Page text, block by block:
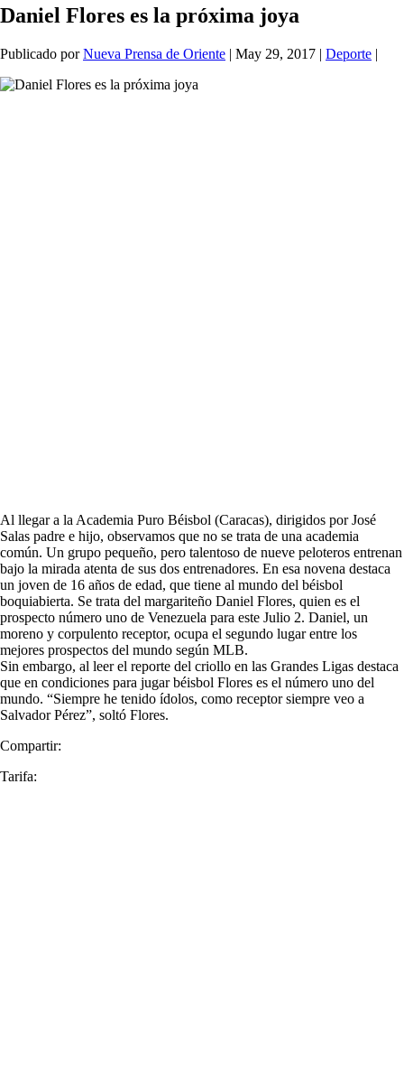
Daniel Flores es la próxima joya
Publicado porNueva Prensa de Oriente | May 29, 2017 | Deporte |
Al llegar a la Academia Puro Béisbol (Caracas), dirigidos por José
Salas padre e hijo, observamos que no se trata de una academia
común. Un grupo pequeño, pero talentoso de nueve peloteros entrenan
bajo la mirada atenta de sus dos entrenadores. En esa novena destaca
un joven de 16 años de edad, que tiene al mundo del béisbol
boquiabierta. Se trata del margariteño Daniel Flores, quien es el
prospecto número uno de Venezuela para este Julio 2. Daniel, un
moreno y corpulento receptor, ocupa el segundo lugar entre los
mejores prospectos del mundo según MLB.
Sin embargo, al leer el reporte del criollo en las Grandes Ligas destaca
que en condiciones para jugar béisbol Flores es el número uno del
mundo. “Siempre he tenido ídolos, como receptor siempre veo a
Salvador Pérez”, soltó Flores.
Compartir:
Tarifa: